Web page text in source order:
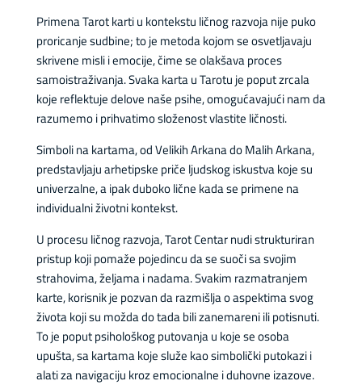
Primena Tarot karti u kontekstu ličnog razvoja nije puko
proricanje sudbine; to je metoda kojom se osvetljavaju
skrivene misli i emocije, čime se olakšava proces
samoistraživanja. Svaka karta u Tarotu je poput zrcala
koje reflektuje delove naše psihe, omogućavajući nam da
razumemo i prihvatimo složenost vlastite ličnosti.
Simboli na kartama, od Velikih Arkana do Malih Arkana,
predstavljaju arhetipske priče ljudskog iskustva koje su
univerzalne, a ipak duboko lične kada se primene na
individualni životni kontekst.
U procesu ličnog razvoja, Tarot Centar nudi strukturiran
pristup koji pomaže pojedincu da se suoči sa svojim
strahovima, željama i nadama. Svakim razmatranjem
karte, korisnik je pozvan da razmišlja o aspektima svog
života koji su možda do tada bili zanemareni ili potisnuti.
To je poput psihološkog putovanja u koje se osoba
upušta, sa kartama koje služe kao simbolički putokazi i
alati za navigaciju kroz emocionalne i duhovne izazove.